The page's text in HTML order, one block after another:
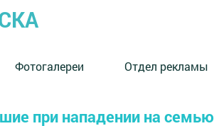
Фотогалереи Отдел рекламы
при нападении на семью